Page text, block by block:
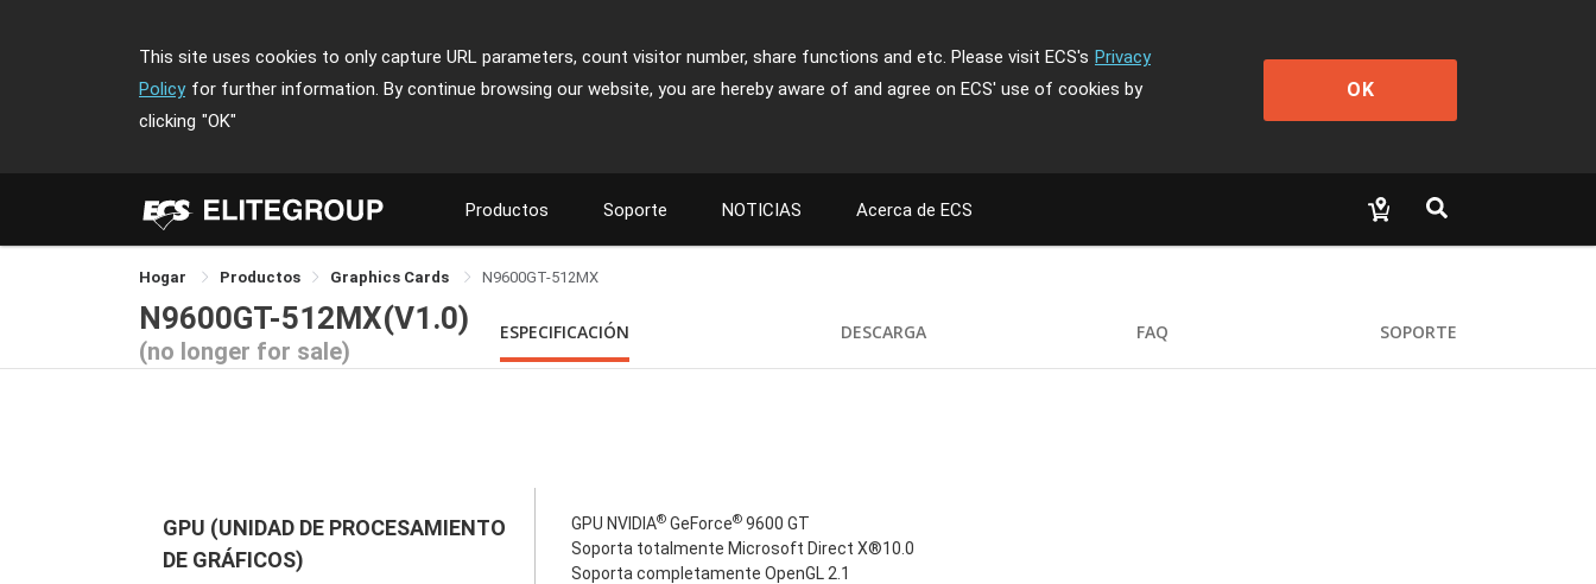
This site uses cookies to only capture URL parameters, count visitor number, share functions and etc. Please visit ECS's Privacy
Policy for further information. By continue browsing our website, you are hereby aware of and agree on ECS' use of cookies by
clicking "OK"
OK
Productos Soporte NOTICIAS Acerca de ECS
Hogar Productos Graphics Cards N9600GT-512MX
N9600GT-512MX(V1.0)
(no longer for sale)
ESPECIFICACIÓN DESCARGA FAQ SOPORTE
GPU (UNIDAD DE PROCESAMIENTO
DE GRÁFICOS)
GPU NVIDIA® GeForce® 9600 GT
Soporta totalmente Microsoft Direct X®10.0
Soporta completamente OpenGL 2.1